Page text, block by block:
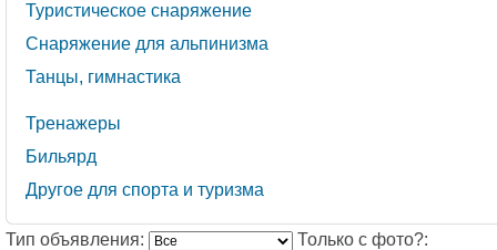
Туристическое снаряжение
Снаряжение для альпинизма
Танцы, гимнастика
Тренажеры
Бильярд
Другое для спорта и туризма
Тип объявления:
Только с фото?: